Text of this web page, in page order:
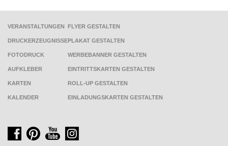
VERANSTALTUNGEN
DRUCKERZEUGNISSE
FOTODRUCK
AUFKLEBER
KARTEN
KALENDER
FLYER GESTALTEN
PLAKAT GESTALTEN
WERBEBANNER GESTALTEN
EINTRITTSKARTEN GESTALTEN
ROLL-UP GESTALTEN
EINLADUNGSKARTEN GESTALTEN